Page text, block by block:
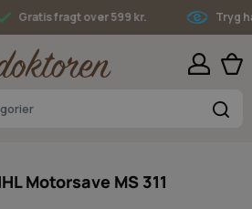
fragt over 599 kr. Tryg
Motorsave MS 311